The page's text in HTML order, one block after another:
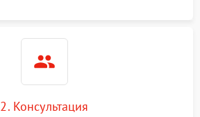
2. Консультация